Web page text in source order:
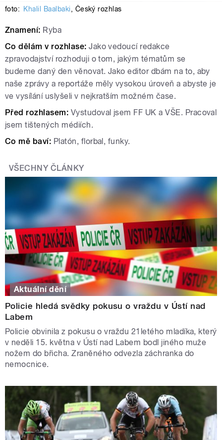
foto: Khalil Baalbaki, Český rozhlas
Znamení: Ryba
Co dělám v rozhlase:Jako vedoucí redakce
zpravodajství rozhoduji o tom, jakým tématům se
budeme daný den věnovat. Jako editor dbám na to, aby
naše zprávy a reportáže měly vysokou úroveň a abyste je
ve vysílání uslyšeli v nejkratším možném čase.
Před rozhlasem: Vystudoval jsem FF UK a VŠE. Pracoval
jsem tištených médiích.
Co mě baví: Platón, florbal, funky.
VŠECHNY ČLÁNKY
Aktuální dění
Policie hledá svědky pokusu o vraždu v Ústí nad
Labem
Policie obvinila z pokusu o vraždu 21letého mladíka, který
v neděli 15. května v Ústí nad Labem bodl jiného muže
nožem do břicha. Zraněného odvezla záchranka do
nemocnice.